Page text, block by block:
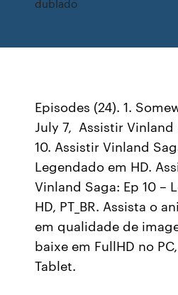
dublado
Episodes (24). 1.
July 7, Assistir Vinland
10. Assistir Vinland
Legendado em HD.
Vinland Saga: Ep 10 –
HD, PT_BR. Assista o
em qualidade de
baixe em FullHD no
Tablet.